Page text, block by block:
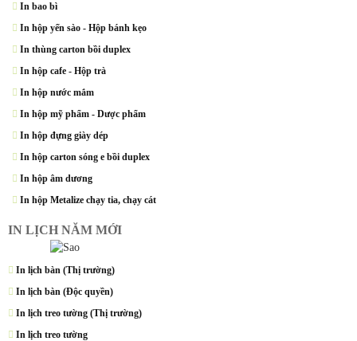
In bao bì
In hộp yến sào - Hộp bánh kẹo
In thùng carton bồi duplex
In hộp cafe - Hộp trà
In hộp nước mắm
In hộp mỹ phẩm - Dược phẩm
In hộp đựng giày dép
In hộp carton sóng e bồi duplex
In hộp âm dương
In hộp Metalize chạy tia, chạy cát
IN LỊCH NĂM MỚI
In lịch bàn (Thị trường)
In lịch bàn (Độc quyền)
In lịch treo tường (Thị trường)
In lịch treo tường